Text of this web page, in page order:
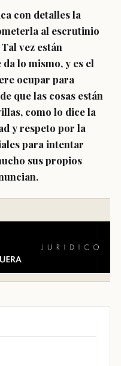
con detalles la
al escrutinio
vez están
lo mismo, y es el
ocupar para
que las cosas están
como lo dice la
y respeto por la
para intentar
sus propios